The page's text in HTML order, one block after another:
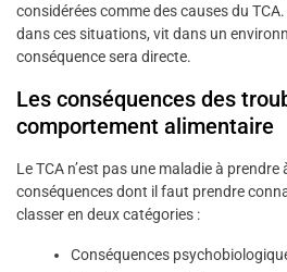
considérées comme des causes du TCA.
dans ces situations, vit dans un
conséquence sera directe.
Les conséquences des
comportement alimentaire
Le TCA n’est pas une maladie à
conséquences dont il faut prendre
classer en deux catégories :
Conséquences